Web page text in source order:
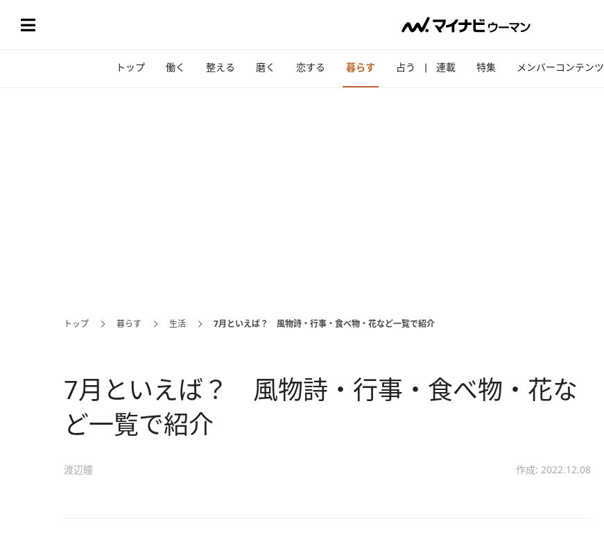
トップ 働く 整える 磨く 恋する 暮らす 占う 連載 特集 メンバーコンテンツ
トップ 暮らす 生活 7月といえば？ 風物詩・行事・食べ物・花など一覧で紹介
7月といえば？ 風物詩・行事・食べ物・花な
ど一覧で紹介
渡辺瞳 作成: 2022.12.08